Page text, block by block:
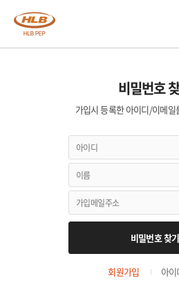
비밀번호
가입시 등록한 아이디/이메
비밀번호 찾기
회원가입 아이